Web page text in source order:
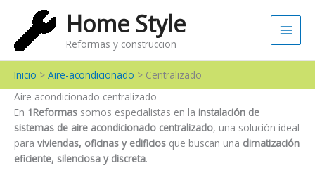
contenido
Home Style
Reformas y construccion
Main
Inicio Aire-acondicionado
Сentralizado
Aire acondicionado centralizado
En 1Reformas somos especialistas en la instalación de
sistemas de aire acondicionado centralizado, una solución ideal
para viviendas, oficinas y edificios que buscan una climatización
eficiente, silenciosa y discreta.